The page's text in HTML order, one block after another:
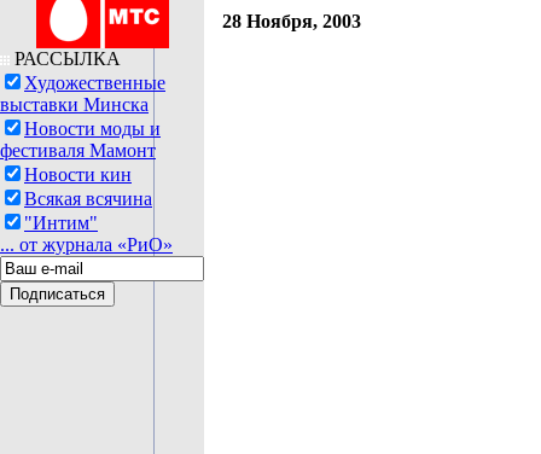
РАССЫЛКА
Художественные
выставки Минска
Новости моды и
фестиваля Мамонт
Новости кин
Всякая всячина
"Интим"
... от журнала «РиО»
28 Ноября, 2003